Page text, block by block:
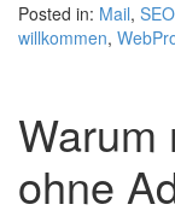
Posted in: Mail, SEO
willkommen,
Warum
ohne